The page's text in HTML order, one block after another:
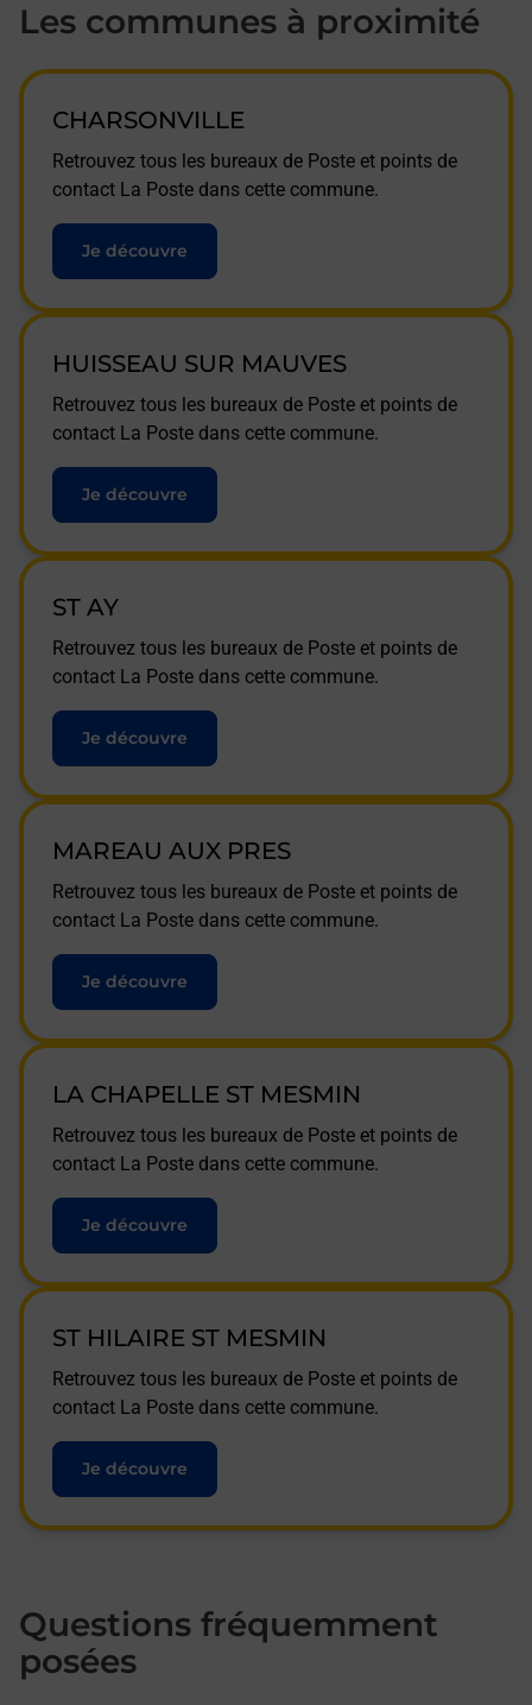
Les communes à proximité
CHARSONVILLE
Retrouvez tous les bureaux de Poste et points de
contact La Poste dans cette commune.
Je découvre
HUISSEAU SUR MAUVES
Retrouvez tous les bureaux de Poste et points de
contact La Poste dans cette commune.
Je découvre
ST AY
Retrouvez tous les bureaux de Poste et points de
contact La Poste dans cette commune.
Je découvre
MAREAU AUX PRES
Retrouvez tous les bureaux de Poste et points de
contact La Poste dans cette commune.
Je découvre
LA CHAPELLE ST MESMIN
Retrouvez tous les bureaux de Poste et points de
contact La Poste dans cette commune.
Je découvre
ST HILAIRE ST MESMIN
Retrouvez tous les bureaux de Poste et points de
contact La Poste dans cette commune.
Je découvre
Questions fréquemment
posées